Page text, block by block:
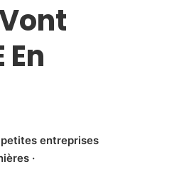
entreprises
·